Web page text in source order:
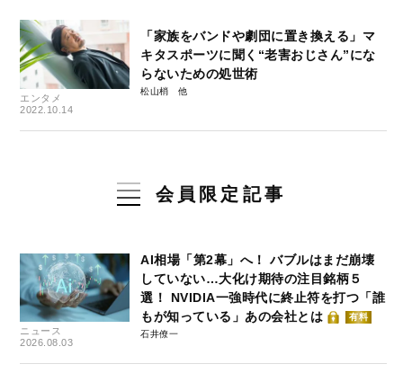
エンタメ
2022.10.14
「家族をバンドや劇団に置き換える」マ
キタスポーツに聞く“老害おじさん”にな
らないための処世術
松山梢
会員限定記事
ニュース
2026.08.03
AI相場「第2幕」へ！ バブルはまだ崩壊
していない…大化け期待の注目銘柄５
選！ NVIDIA一強時代に終止符を打つ「誰
もが知っている」あの会社とは
有料
石井僚一